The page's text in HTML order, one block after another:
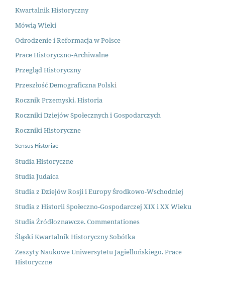
Kwartalnik Historyczny
Mówią Wieki
Odrodzenie i Reformacja w Polsce
Prace Historyczno-Archiwalne
Przegląd Historyczny
Przeszłość Demograficzna Polski
Rocznik Przemyski. Historia
Roczniki Dziejów Społecznych i Gospodarczych
Roczniki Historyczne
Sensus Historiae
Studia Historyczne
Studia Judaica
Studia z Dziejów Rosji i Europy Środkowo-Wschodniej
Studia z Historii Społeczno-Gospodarczej XIX i XX Wieku
Studia Źródłoznawcze. Commentationes
Śląski Kwartalnik Historyczny Sobótka
Zeszyty Naukowe Uniwersytetu Jagiellońskiego. Prace
Historyczne